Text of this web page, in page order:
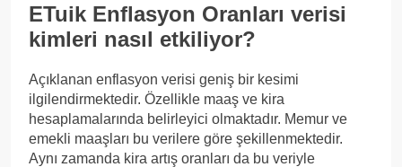
ETuik Enflasyon Oranları verisi
kimleri nasıl etkiliyor?
Açıklanan enflasyon verisi geniş bir kesimi
ilgilendirmektedir. Özellikle maaş ve kira
hesaplamalarında belirleyici olmaktadır. Memur ve
emekli maaşları bu verilere göre şekillenmektedir.
Aynı zamanda kira artış oranları da bu veriyle